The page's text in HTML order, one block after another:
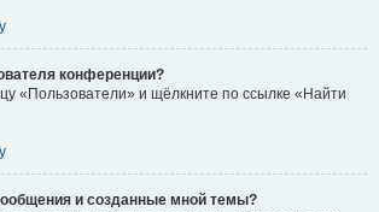
конференции?
«Пользователи» и щёлкните по ссылке «Найти
и созданные мной темы?